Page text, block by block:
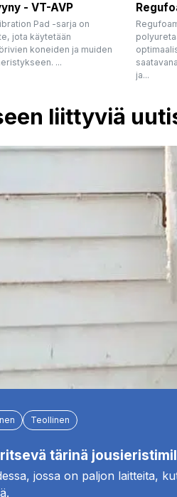
- VT-AVP
Pad -sarja on
jota käytetään
koneiden ja muiden
...
ja...
liittyviä
Teollinen
tärinä
jossa on paljon laitteita,